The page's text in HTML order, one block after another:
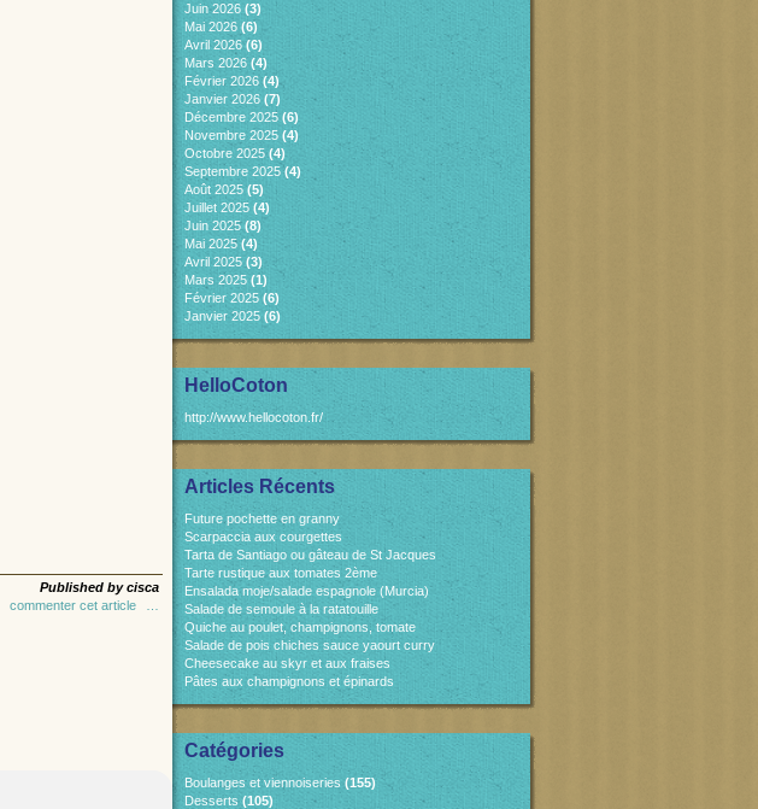
Published by cisca
commenter cet article
Juin 2026 (3)
Mai 2026 (6)
Avril 2026 (6)
Mars 2026 (4)
Février 2026(4)
Janvier 2026 (7)
Décembre 2025 (6)
Novembre 2025 (4)
Octobre 2025 (4)
Septembre 2025(4)
Août 2025 (5)
Juillet 2025 (4)
Juin 2025(8)
Mai 2025 (4)
Avril 2025 (3)
Mars 2025 (1)
Février 2025 (6)
Janvier 2025 (6)
HelloCoton
http://www.hellocoton.fr/
Articles Récents
Future pochette en granny
Scarpaccia aux courgettes
Tarta de Santiago ou gâteau de St Jacques
Tarte rustique aux tomates 2ème
Ensalada moje/salade espagnole (Murcia)
Salade de semoule à la ratatouille
Quiche au poulet, champignons, tomate
Salade de pois chiches sauce yaourt curry
Cheesecake au skyr et aux fraises
Pâtes aux champignons et épinards
Catégories
Boulanges et viennoiseries (155)
Desserts (105)